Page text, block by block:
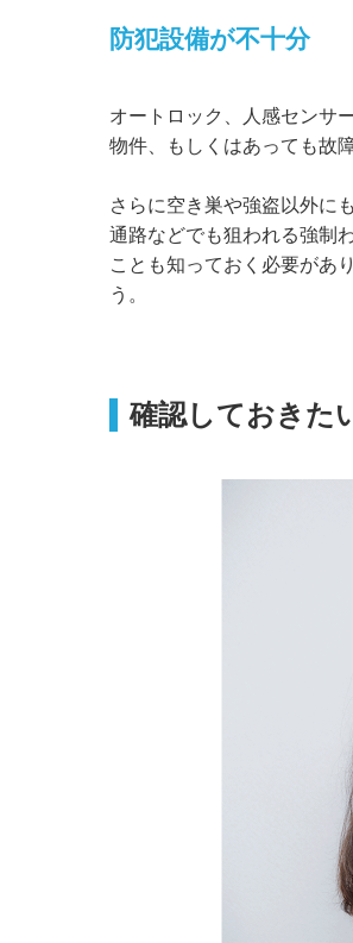
防犯設備が不十分
オートロック、人感センサ
物件、もしくはあっても故
さらに空き巣や強盗以外に
通路などでも狙われる強制
ことも知っておく必要があ
う。
確認しておきた